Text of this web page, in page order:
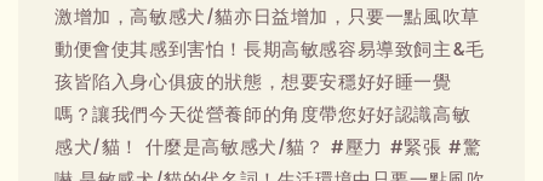
激增加，高敏感犬/貓亦日益增加，只要一點風吹草
動便會使其感到害怕！長期高敏感容易導致飼主&毛
孩皆陷入身心俱疲的狀態，想要安穩好好睡一覺
嗎？讓我們今天從營養師的角度帶您好好認識高敏
感犬/貓！ 什麼是高敏感犬/貓？ #壓力 #緊張 #驚